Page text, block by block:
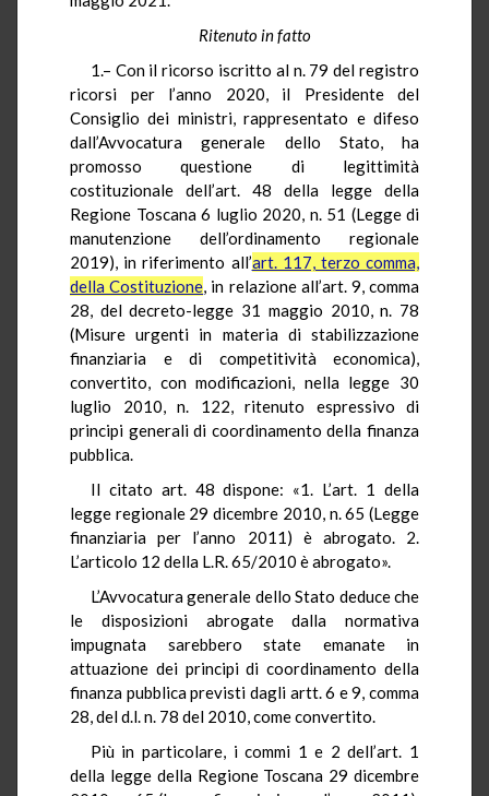
Ritenuto in fatto
1.– Con il ricorso iscritto al n. 79 del registro
ricorsi per l’anno 2020, il Presidente del
Consiglio dei ministri, rappresentato e difeso
dall’Avvocatura generale dello Stato, ha
promosso questione di legittimità
costituzionale dell’art. 48 della legge della
Regione Toscana 6 luglio 2020, n. 51 (Legge di
manutenzione dell’ordinamento regionale
2019), in riferimento all’art. 117, terzo comma,
della Costituzione, in relazione all’art. 9, comma
28, del decreto-legge 31 maggio 2010, n. 78
(Misure urgenti in materia di stabilizzazione
finanziaria e di competitività economica),
convertito, con modificazioni, nella legge 30
luglio 2010, n. 122, ritenuto espressivo di
principi generali di coordinamento della finanza
pubblica.
Il citato art. 48 dispone: «1. L’art. 1 della
legge regionale 29 dicembre 2010, n. 65 (Legge
finanziaria per l’anno 2011) è abrogato. 2.
L’articolo 12 della L.R. 65/2010 è abrogato».
L’Avvocatura generale dello Stato deduce che
le disposizioni abrogate dalla normativa
impugnata sarebbero state emanate in
attuazione dei principi di coordinamento della
finanza pubblica previsti dagli artt. 6 e 9, comma
28, del d.l. n. 78 del 2010, come convertito.
Più in particolare, i commi 1 e 2 dell’art. 1
della legge della Regione Toscana 29 dicembre